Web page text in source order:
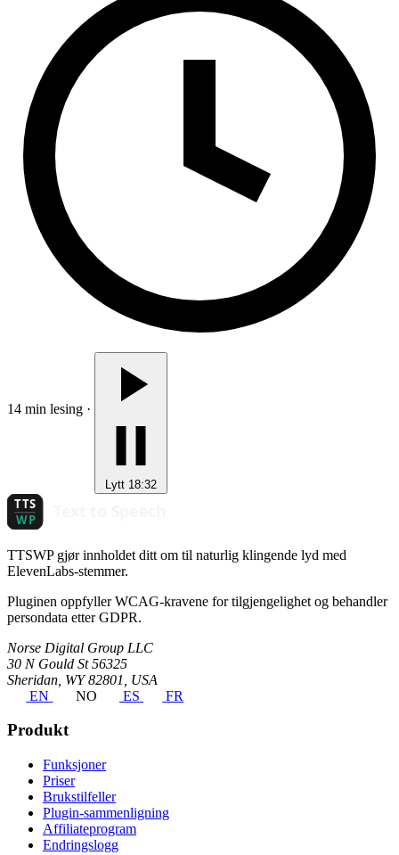
14 min lesing ·
Lytt 18:32
TTSWP gjør innholdet ditt om til naturlig klingende lyd med
ElevenLabs-stemmer.
Pluginen oppfyller WCAG-kravene for tilgjengelighet og behandler
persondata etter GDPR.
Norse Digital Group LLC
30 N Gould St 56325
Sheridan, WY 82801, USA
EN
NO ES FR
Produkt
Funksjoner
Priser
Brukstilfeller
Plugin-sammenligning
Affiliateprogram
Endringslogg